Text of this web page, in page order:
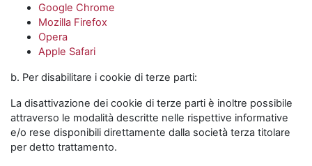
Google Chrome
Mozilla Firefox
Opera
Apple Safari
b. Per disabilitare i cookie di terze parti:
La disattivazione dei cookie di terze parti è inoltre possibile
attraverso le modalità descritte nelle rispettive informative
e/o rese disponibili direttamente dalla società terza titolare
per detto trattamento.